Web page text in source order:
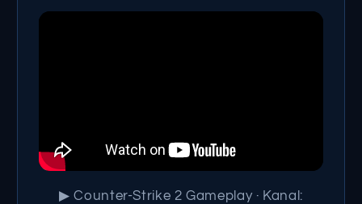
▶ Counter-Strike 2 Gameplay · Kanal: